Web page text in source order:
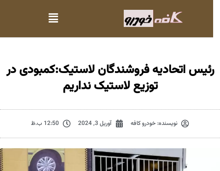
رئیس اتحادیه فروشندگان لاستیک:کمبودی در
توزیع لاستیک نداریم
نویسنده:خودرو کافه آوریل 3, 2024 12:50 ب.ظ